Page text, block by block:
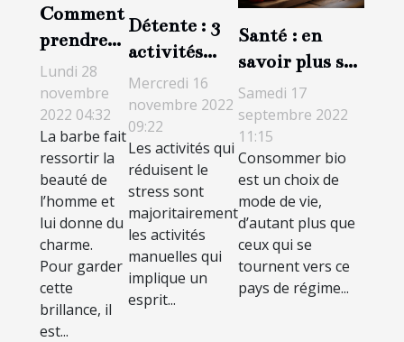
Comment
prendre
soin de sa
barbe ?
Lundi 28
novembre
2022 04:32
La barbe fait
ressortir la
beauté de
l’homme et
lui donne du
charme.
Pour garder
cette
brillance, il
est...
Détente : 3
activités
créatives
anti-stress
Mercredi 16
novembre 2022
09:22
Les activités qui
réduisent le
stress sont
majoritairement
les activités
manuelles qui
implique un
esprit...
Santé : en
savoir plus sur
la
consommation
des produits
bio
Samedi 17
septembre 2022
11:15
Consommer bio
est un choix de
mode de vie,
d’autant plus que
ceux qui se
tournent vers ce
pays de régime...